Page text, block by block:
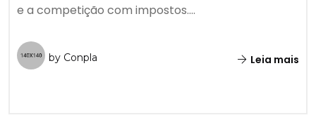
e a competição com impostos....
by Conpla Leia mais